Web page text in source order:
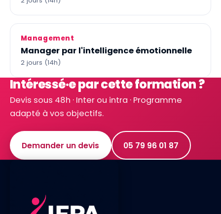
Management
Manager par l'intelligence émotionnelle
2 jours (14h)
Intéressé·e par cette formation ?
Devis sous 48h · Inter ou intra · Programme
adapté à vos objectifs.
Demander un devis 05 79 96 01 87